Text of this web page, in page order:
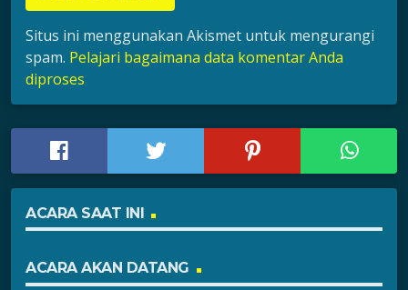
Situs ini menggunakan Akismet untuk mengurangi
spam. Pelajari bagaimana data komentar Anda
diproses
ACARA SAAT INI
ACARA AKAN DATANG